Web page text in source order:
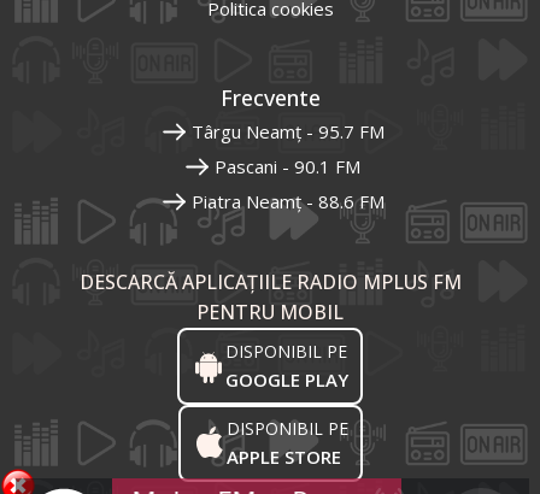
Politica cookies
Frecvente
Târgu Neamț - 95.7 FM
Pascani - 90.1 FM
Piatra Neamț - 88.6 FM
DESCARCĂ APLICAȚIILE RADIO MPLUS FM
PENTRU MOBIL
DISPONIBIL PE
GOOGLE PLAY
DISPONIBIL PE
APPLE STORE